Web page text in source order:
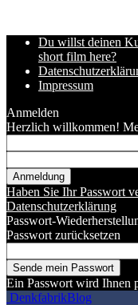
Du willst deinen
short film here?
Impressum
Anmelden
Herzlich willkommen!
Haben Sie Ihr Passwort
Datenschutzerklärung
Passwort-
Passwort zurücksetzen
Ein Passwort wird Ihnen
DenkfabrikBlog